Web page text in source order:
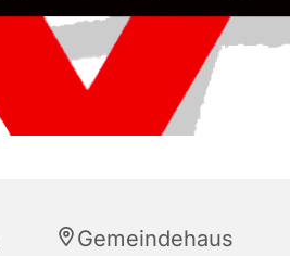
Gemeindehaus